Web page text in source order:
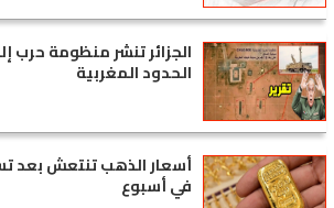
الجزائر تنشر منظومة حرب
الحدود المغربية
أسعار الذهب تنتعش بعد
في أسبوع